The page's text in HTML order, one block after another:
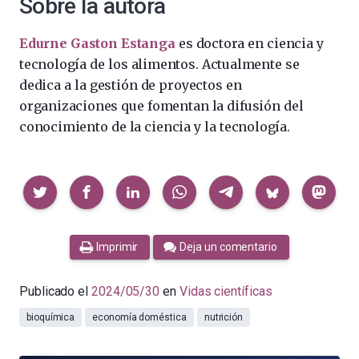
Sobre la autora
Edurne Gaston Estanga es doctora en ciencia y
tecnología de los alimentos. Actualmente se
dedica a la gestión de proyectos en
organizaciones que fomentan la difusión del
conocimiento de la ciencia y la tecnología.
Compartir
Imprimir Deja un comentario
Publicado el 2024/05/30 en Vidas científicas
bioquímica economía doméstica nutrición